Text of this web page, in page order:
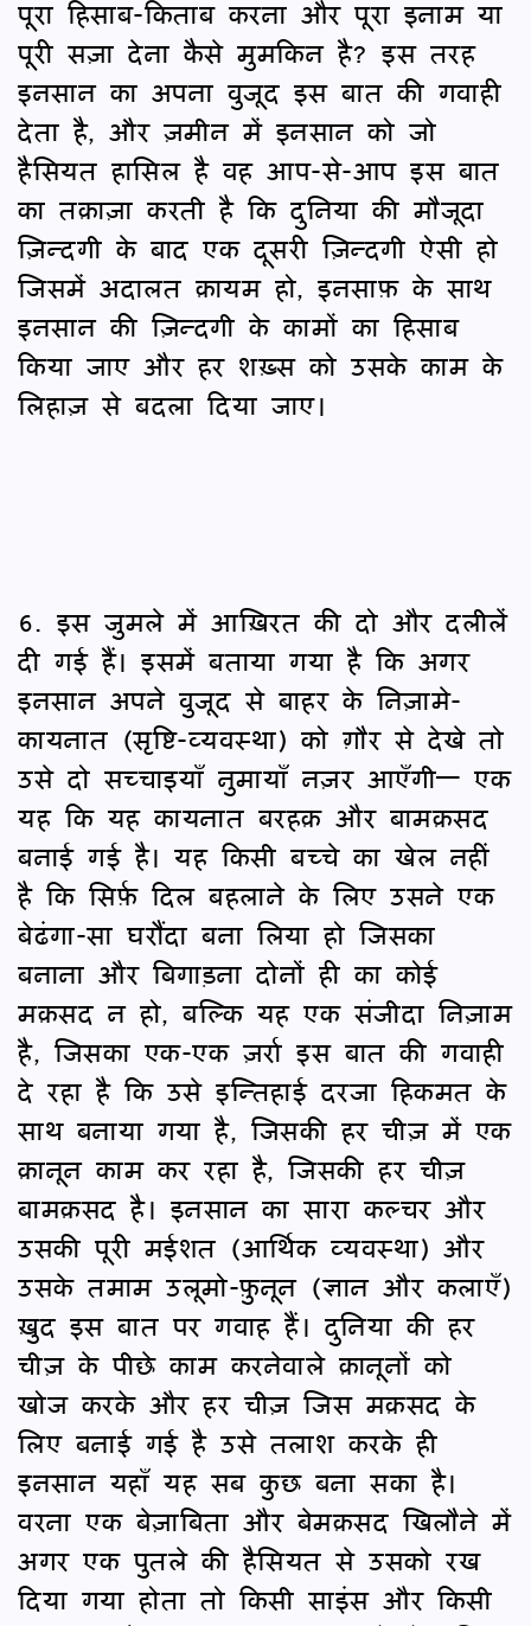
पूरा हिसाब-किताब करना और पूरा इनाम या
पूरी सज़ा देना कैसे मुमकिन है? इस तरह
इनसान का अपना वुजूद इस बात की गवाही
देता है, और ज़मीन में इनसान को जो
हैसियत हासिल है वह आप-से-आप इस बात
का तक़ाज़ा करती है कि दुनिया की मौजूदा
ज़िन्दगी के बाद एक दूसरी ज़िन्दगी ऐसी हो
जिसमें अदालत क़ायम हो, इनसाफ़ के साथ
इनसान की ज़िन्दगी के कामों का हिसाब
किया जाए और हर शख़्स को उसके काम के
लिहाज़ से बदला दिया जाए।
6. इस जुमले में आख़िरत की दो और दलीलें
दी गई हैं। इसमें बताया गया है कि अगर
इनसान अपने वुजूद से बाहर के निज़ामे-
कायनात (सृष्टि-व्यवस्था) को ग़ौर से देखे तो
उसे दो सच्चाइयाँ नुमायाँ नज़र आएँगी— एक
यह कि यह कायनात बरहक़ और बामक़सद
बनाई गई है। यह किसी बच्चे का खेल नहीं
है कि सिर्फ़ दिल बहलाने के लिए उसने एक
बेढंगा-सा घरौंदा बना लिया हो जिसका
बनाना और बिगाड़ना दोनों ही का कोई
मक़सद न हो, बल्कि यह एक संजीदा निज़ाम
है, जिसका एक-एक ज़र्रा इस बात की गवाही
दे रहा है कि उसे इन्तिहाई दरजा हिकमत के
साथ बनाया गया है, जिसकी हर चीज़ में एक
क़ानून काम कर रहा है, जिसकी हर चीज़
बामक़सद है। इनसान का सारा कल्चर और
उसकी पूरी मईशत (आर्थिक व्यवस्था) और
उसके तमाम उलूमो-फ़ुनून (ज्ञान और कलाएँ)
ख़ुद इस बात पर गवाह हैं। दुनिया की हर
चीज़ के पीछे काम करनेवाले क़ानूनों को
खोज करके और हर चीज़ जिस मक़सद के
लिए बनाई गई है उसे तलाश करके ही
इनसान यहाँ यह सब कुछ बना सका है।
वरना एक बेज़ाबिता और बेमक़सद खिलौने में
अगर एक पुतले की हैसियत से उसको रख
दिया गया होता तो किसी साइंस और किसी